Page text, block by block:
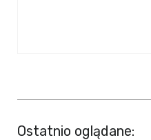
Ostatnio oglądane: